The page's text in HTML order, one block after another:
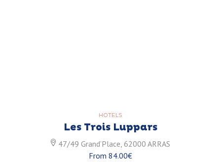
HOTELS
Les Trois Luppars
47/49 Grand’Place, 62000 ARRAS
From 84.00€